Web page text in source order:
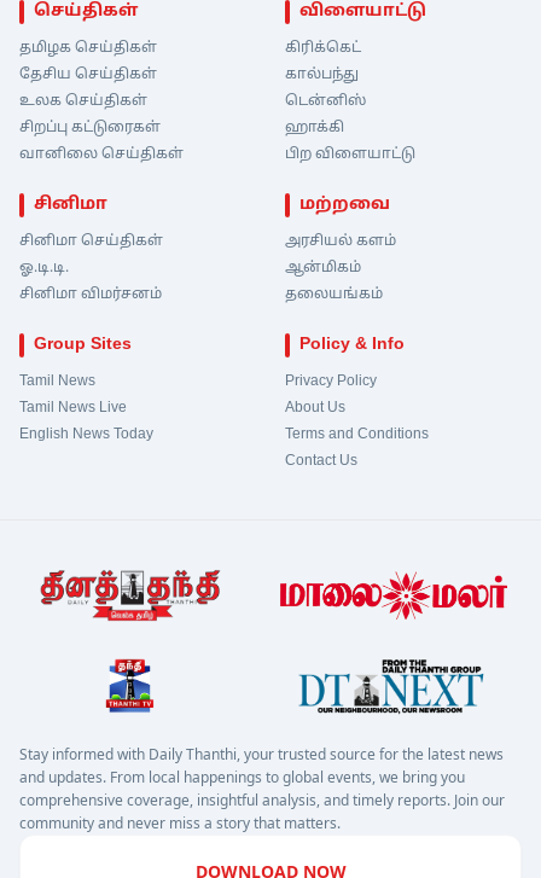
செய்திகள்
தமிழக செய்திகள்
தேசிய செய்திகள்
உலக செய்திகள்
சிறப்பு கட்டுரைகள்
வானிலை செய்திகள்
விளையாட்டு
கிரிக்கெட்
கால்பந்து
டென்னிஸ்
ஹாக்கி
பிற விளையாட்டு
சினிமா
சினிமா செய்திகள்
ஓ.டி.டி.
சினிமா விமர்சனம்
மற்றவை
அரசியல் களம்
ஆன்மிகம்
தலையங்கம்
Group Sites
Tamil News
Tamil News Live
English News Today
Policy & Info
Privacy Policy
About Us
Terms and Conditions
Contact Us
Stay informed with Daily Thanthi, your trusted source for the latest news
and updates. From local happenings to global events, we bring you
comprehensive coverage, insightful analysis, and timely reports. Join our
community and never miss a story that matters.
DOWNLOAD NOW